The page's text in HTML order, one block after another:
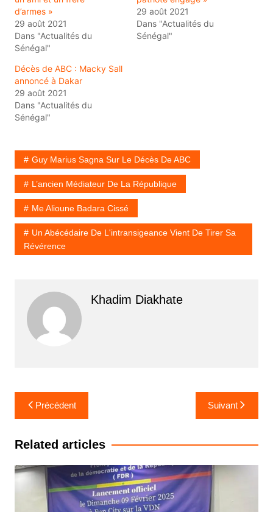
d’armes »
29 août 2021
Dans "Actualités du
Sénégal"
29 août 2021
Dans "Actualités du
Sénégal"
Décès de ABC : Macky Sall
annoncé à Dakar
29 août 2021
Dans "Actualités du
Sénégal"
Guy Marius Sagna Sur Le Décès De ABC
L’ancien Médiateur De La République
Me Alioune Badara Cissé
Un Abécédaire De L'intransigeance Vient De Tirer Sa
Révérence
Khadim Diakhate
Navigation
de
l’article
Précédent Suivant
Related articles